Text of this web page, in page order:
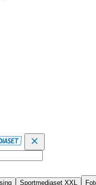
Sportmediaset XXL